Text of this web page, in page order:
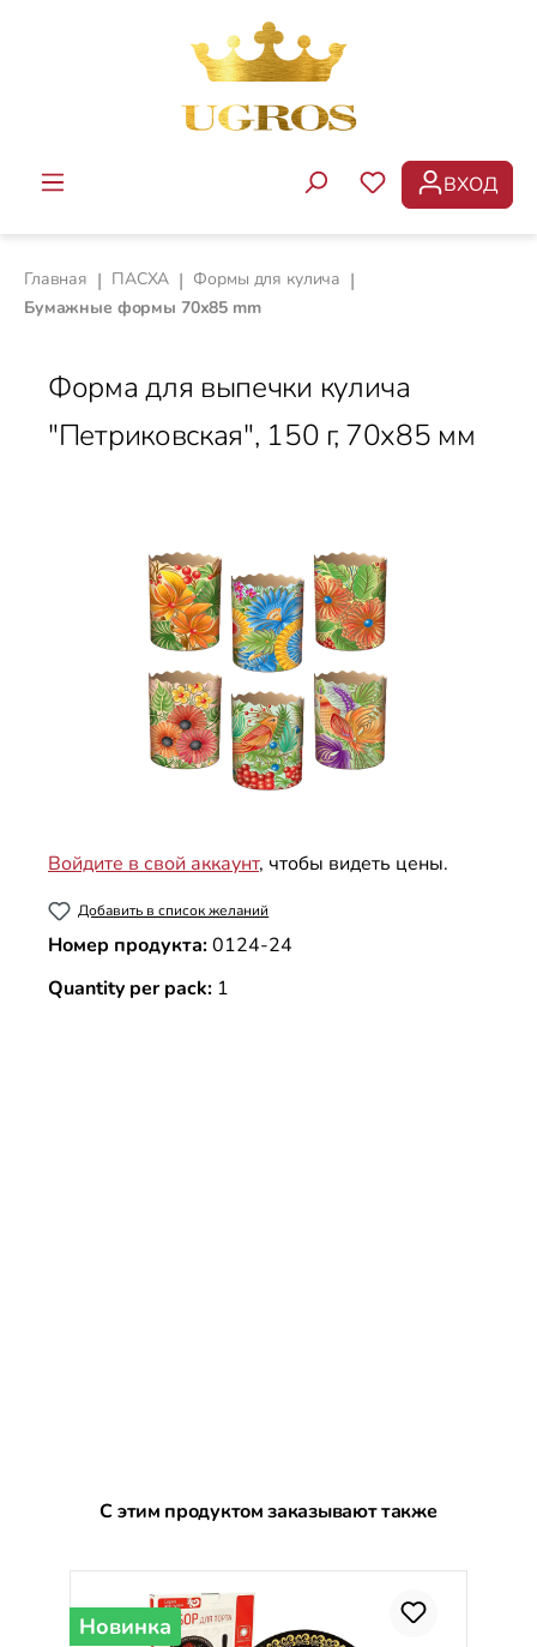
Перейти к основному содержанию
У ВАС ЕСТЬ
ВХОД
Главная | ПАСХА | Формы для кулича |
Бумажные формы 70х85 mm
Форма для выпечки кулича
"Петриковская", 150 г, 70x85 мм
Войдите в свой аккаунт, чтобы видеть цены.
Добавить в список желаний
Номер продукта:0124-24
Quantity per pack: 1
Пропустить галерею продуктов
С этим продуктом заказывают также
Новинка